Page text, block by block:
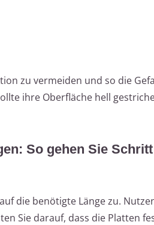
zu vermeiden und so die
ihre Oberfläche hell
So gehen Sie
die benötigte Länge zu.
Sie darauf, dass die Platten